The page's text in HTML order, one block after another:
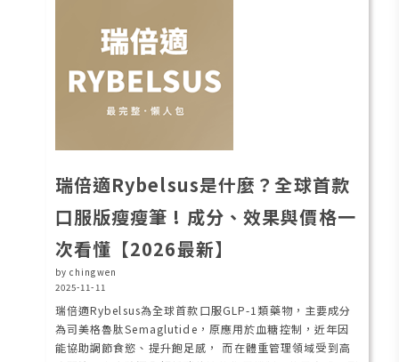
瑞倍適Rybelsus是什麼？全球首款
口服版瘦瘦筆 ! 成分、效果與價格一
次看懂【2026最新】
by chingwen
2025-11-11
瑞倍適Rybelsus為全球首款口服GLP-1類藥物，主要成分
為司美格魯肽Semaglutide，原應用於血糖控制，近年因
能協助調節食慾、提升飽足感， 而在體重管理領域受到高